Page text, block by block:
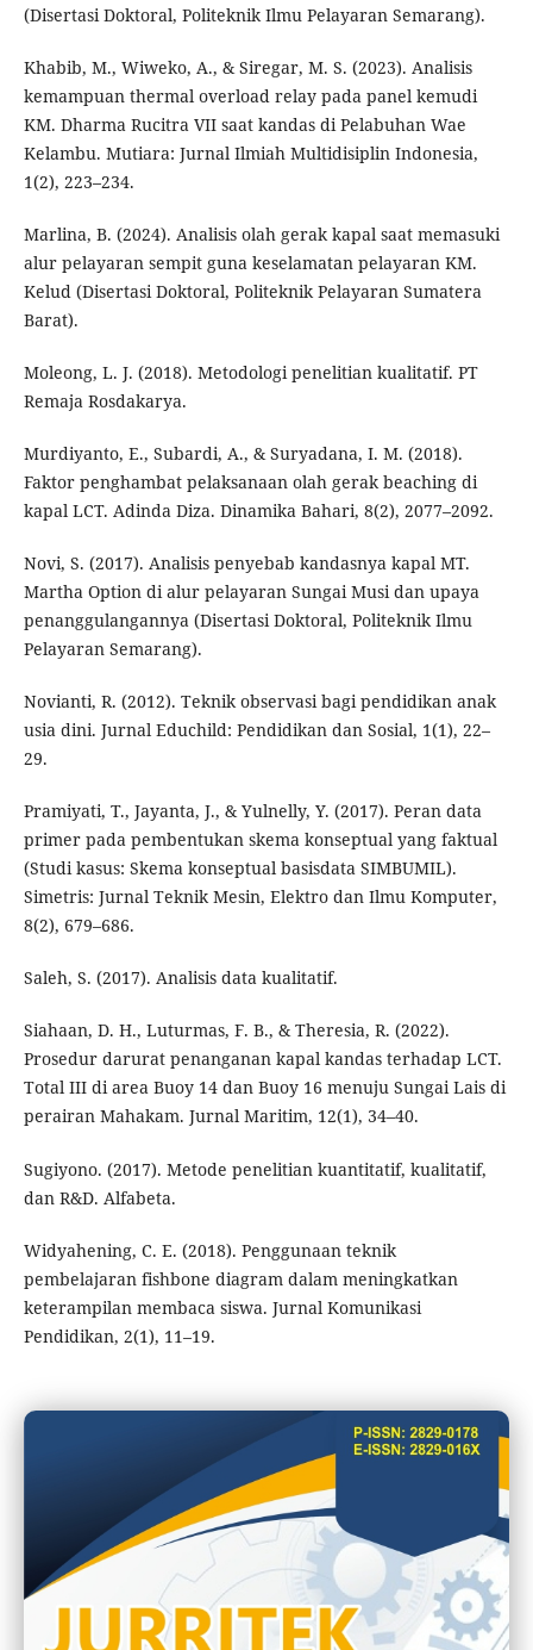
(Disertasi Doktoral, Politeknik Ilmu Pelayaran Semarang).
Khabib, M., Wiweko, A., & Siregar, M. S. (2023). Analisis
kemampuan thermal overload relay pada panel kemudi
KM. Dharma Rucitra VII saat kandas di Pelabuhan Wae
Kelambu. Mutiara: Jurnal Ilmiah Multidisiplin Indonesia,
1(2), 223–234.
Marlina, B. (2024). Analisis olah gerak kapal saat memasuki
alur pelayaran sempit guna keselamatan pelayaran KM.
Kelud (Disertasi Doktoral, Politeknik Pelayaran Sumatera
Barat).
Moleong, L. J. (2018). Metodologi penelitian kualitatif. PT
Remaja Rosdakarya.
Murdiyanto, E., Subardi, A., & Suryadana, I. M. (2018).
Faktor penghambat pelaksanaan olah gerak beaching di
kapal LCT. Adinda Diza. Dinamika Bahari, 8(2), 2077–2092.
Novi, S. (2017). Analisis penyebab kandasnya kapal MT.
Martha Option di alur pelayaran Sungai Musi dan upaya
penanggulangannya (Disertasi Doktoral, Politeknik Ilmu
Pelayaran Semarang).
Novianti, R. (2012). Teknik observasi bagi pendidikan anak
usia dini. Jurnal Educhild: Pendidikan dan Sosial, 1(1), 22–
29.
Pramiyati, T., Jayanta, J., & Yulnelly, Y. (2017). Peran data
primer pada pembentukan skema konseptual yang faktual
(Studi kasus: Skema konseptual basisdata SIMBUMIL).
Simetris: Jurnal Teknik Mesin, Elektro dan Ilmu Komputer,
8(2), 679–686.
Saleh, S. (2017). Analisis data kualitatif.
Siahaan, D. H., Luturmas, F. B., & Theresia, R. (2022).
Prosedur darurat penanganan kapal kandas terhadap LCT.
Total III di area Buoy 14 dan Buoy 16 menuju Sungai Lais di
perairan Mahakam. Jurnal Maritim, 12(1), 34–40.
Sugiyono. (2017). Metode penelitian kuantitatif, kualitatif,
dan R&D. Alfabeta.
Widyahening, C. E. (2018). Penggunaan teknik
pembelajaran fishbone diagram dalam meningkatkan
keterampilan membaca siswa. Jurnal Komunikasi
Pendidikan, 2(1), 11–19.